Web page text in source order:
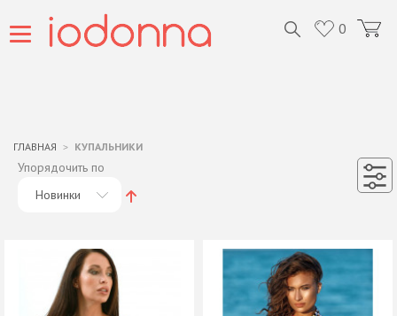
0
ГЛАВНАЯ КУПАЛЬНИКИ
Упорядочить по
Новинки